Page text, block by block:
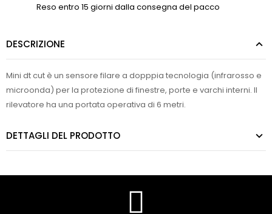
Reso entro 15 giorni dalla consegna del pacco
DESCRIZIONE
Mini dt cut è un sensore filare a dopppia tecnologia (infrarosso e
microonda) per la protezione di finestre, porte e varchi interni. Il
rilevatore ha una portata operativa di 6 metri.
DETTAGLI DEL PRODOTTO